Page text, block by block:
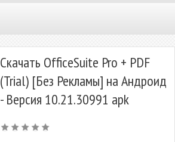
Скачать OfficeSuite Pro + PDF
(Trial) [Без Рекламы] на Андроид
- Версия 10.21.30991 apk